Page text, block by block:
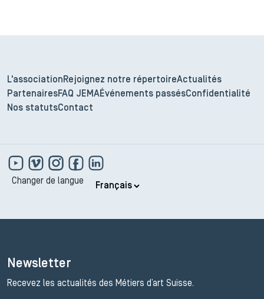
L'association Rejoignez notre répertoireActualités
PartenairesFAQ JEMAÉvénements passésConfidentialité
Nos statutsContact
Changer de langue
Newsletter
Recevez les actualités des Métiers d’art Suisse.